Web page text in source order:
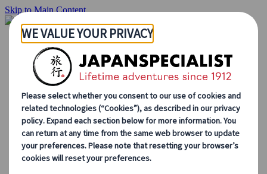
Skip to Main Content
Hjemmesiden
Reiser
Individuelle reiser
Gruppereiser
Kjør-selv ferie
Utflukter
Skreddersydde gruppereiser
Japan Rail Pass
Hvordan vi jobber
Om oss
Vårt team
Bli en del av teamet vårt